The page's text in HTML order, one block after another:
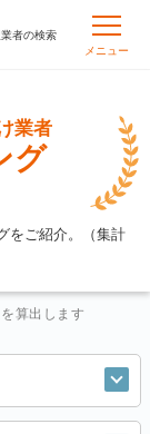
者の検索
メニュー
業者
グ
をご紹介。（集計
算出します